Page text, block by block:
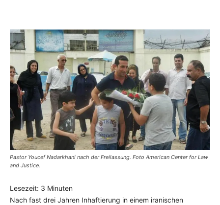
Pastor Youcef Nadarkhani nach der Freilassung. Foto American Center for Law
and Justice.
Lesezeit: 3 Minuten
Nach fast drei Jahren Inhaftierung in einem iranischen